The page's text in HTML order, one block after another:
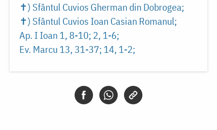
✝) Sfântul Cuvios Gherman din Dobrogea
✝) Sfântul Cuvios Ioan Casian Romanul
Ap. I Ioan 1, 8-10; 2, 1-6
Ev. Marcu 13, 31-37; 14, 1-2